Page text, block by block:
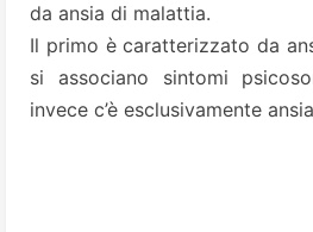
da ansia di malattia.
Il primo è caratterizzato da
si associano sintomi
invece c’è esclusivamente